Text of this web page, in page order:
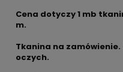
Cena dotyczy 1 mb
m.
Tkanina na
oczych.